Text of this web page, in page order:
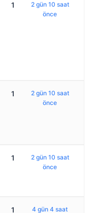
1
2 gün 10 saat
önce
1
2 gün 10 saat
önce
1
2 gün 10 saat
önce
1 4 gün 4 saat